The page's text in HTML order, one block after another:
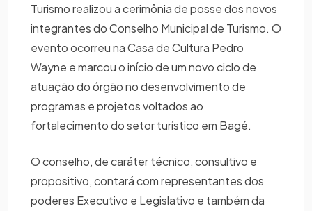
Turismo realizou a cerimônia de posse dos novos
integrantes do Conselho Municipal de Turismo. O
evento ocorreu na Casa de Cultura Pedro
Wayne e marcou o início de um novo ciclo de
atuação do órgão no desenvolvimento de
programas e projetos voltados ao
fortalecimento do setor turístico em Bagé.
O conselho, de caráter técnico, consultivo e
propositivo, contará com representantes dos
poderes Executivo e Legislativo e também da